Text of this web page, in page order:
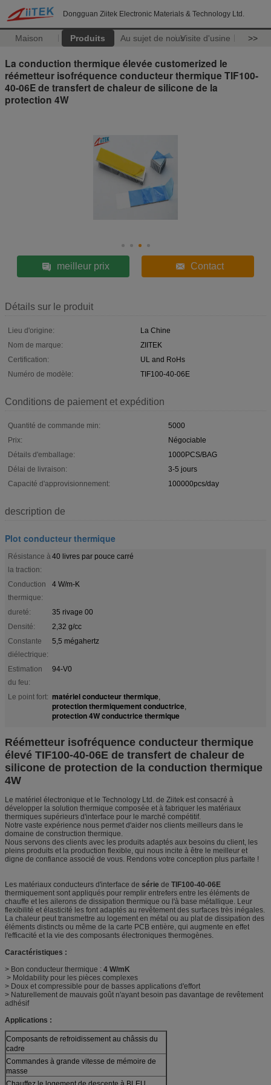
Dongguan Ziitek Electronic Materials & Technology Ltd.
Maison Produits Au sujet de nousVisite d'usine >>
La conduction thermique élevée customerized le
réémetteur isofréquence conducteur thermique TIF100-
40-06E de transfert de chaleur de silicone de la
protection 4W
meilleur prix Contact
Détails sur le produit
Lieu d'origine:
La Chine
Nom de marque:
ZIITEK
Certification:
UL and RoHs
Numéro de modèle:
TIF100-40-06E
Conditions de paiement et expédition
Quantité de commande min:
5000
Prix:
Négociable
Détails d'emballage:
1000PCS/BAG
Délai de livraison:
3-5 jours
Capacité d'approvisionnement:
100000pcs/day
description de
Plot conducteur thermique
Résistance à
la traction:
40 livres par pouce carré
Conduction
thermique:
4 W/m-K
dureté:
35 rivage 00
Densité:
2,32 g/cc
Constante
diélectrique:
5,5 mégahertz
Estimation
du feu:
94-V0
Le point fort: matériel conducteur thermique,
protection thermiquement conductrice,
protection 4W conductrice thermique
Réémetteur isofréquence conducteur thermique
élevé TIF100-40-06E de transfert de chaleur de
silicone de protection de la conduction thermique
4W
Le matériel électronique et le Technology Ltd. de Ziitek est consacré à
développer la solution thermique composée et à fabriquer les matériaux
thermiques supérieurs d'interface pour le marché compétitif.
Notre vaste expérience nous permet d'aider nos clients meilleurs dans le
domaine de construction thermique.
Nous servons des clients avec les produits adaptés aux besoins du client, les
pleins produits et la production flexible, qui nous incite à être le meilleur et
digne de confiance associé de vous. Rendons votre conception plus parfaite !
Les matériaux conducteurs d'interface de série de TIF100-40-06E
thermiquement sont appliqués pour remplir entrefers entre les éléments de
chauffe et les ailerons de dissipation thermique ou l'à base métallique. Leur
flexibilité et élasticité les font adaptés au revêtement des surfaces très inégales.
La chaleur peut transmettre au logement en métal ou au plat de dissipation des
éléments distincts ou même de la carte PCB entière, qui augmente en effet
l'efficacité et la vie des composants électroniques thermogènes.
Caractéristiques :
> Bon conducteur thermique : 4 W/mK
> Moldability pour les pièces complexes
> Doux et compressible pour de basses applications d'effort
> Naturellement de mauvais goût n'ayant besoin pas davantage de revêtement
adhésif
Applications :
Composants de refroidissement au châssis du
cadre
Commandes à grande vitesse de mémoire de
masse